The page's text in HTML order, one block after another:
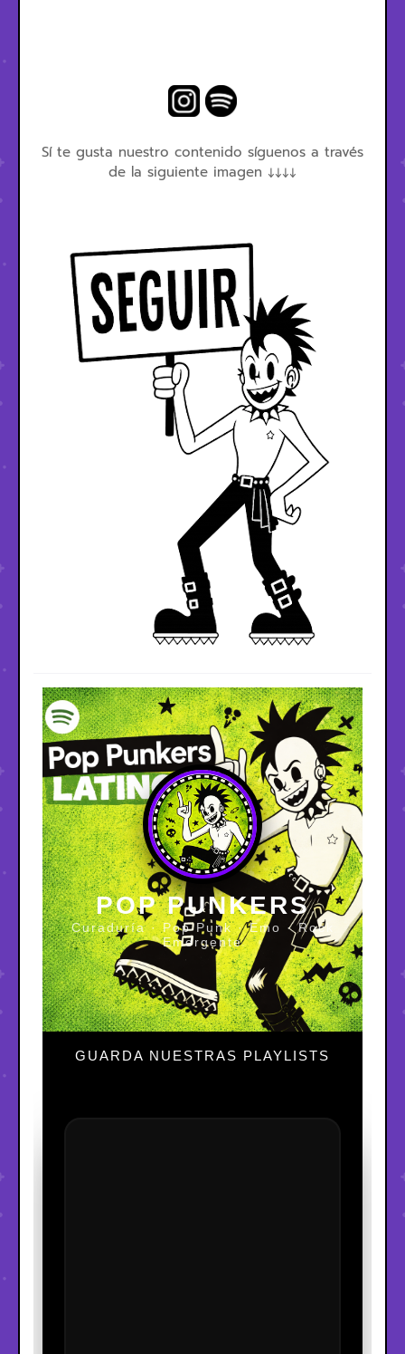
Sí te gusta nuestro contenido síguenos a través
de la siguiente imagen ↓↓↓↓
POP PUNKERS
Curaduría · Pop Punk · Emo · Rock
Emergente
GUARDA NUESTRAS PLAYLISTS